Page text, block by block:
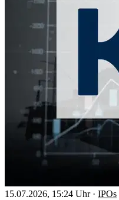
15.07.2026, 15:24 Uhr · IPOs